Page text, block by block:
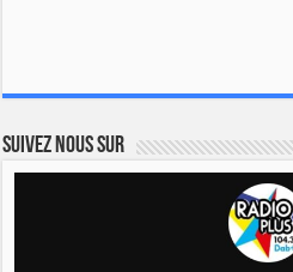
Suivez nous sur